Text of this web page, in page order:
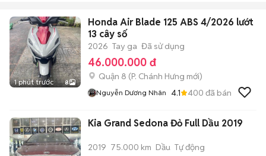
1 phút trước 8
Honda Air Blade 125 ABS 4/2026 lướt
13 cây số
2026 Tay ga Đã sử dụng
46.000.000 đ
Quận 8 (P. Chánh Hưng mới)
Nguyễn Dương Nhân 4.1 400 đã bán
Kia Grand Sedona Đỏ Full Dầu 2019
2019 75.000 km Dầu Tự động